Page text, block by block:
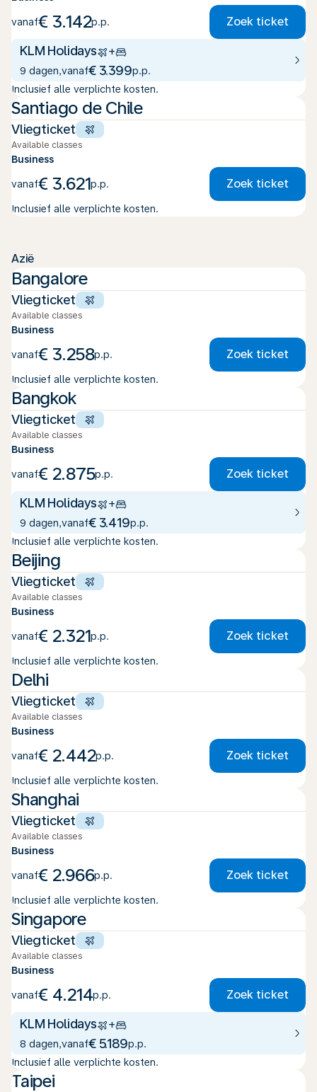
vanaf€ 3.142p.p. Zoek ticket
KLM Holidays +
9 dagen,vanaf€ 3.399p.p.
Inclusief alle verplichte kosten.
Santiago de Chile
Vliegticket
Available classes
Business
vanaf€ 3.621p.p. Zoek ticket
Inclusief alle verplichte kosten.
Azië
Bangalore
Vliegticket
Available classes
Business
vanaf€ 3.258p.p. Zoek ticket
Inclusief alle verplichte kosten.
Bangkok
Vliegticket
Available classes
Business
vanaf€ 2.875p.p. Zoek ticket
KLM Holidays +
9 dagen,vanaf€ 3.419p.p.
Inclusief alle verplichte kosten.
Beijing
Vliegticket
Available classes
Business
vanaf€ 2.321p.p. Zoek ticket
Inclusief alle verplichte kosten.
Delhi
Vliegticket
Available classes
Business
vanaf€ 2.442p.p. Zoek ticket
Inclusief alle verplichte kosten.
Shanghai
Vliegticket
Available classes
Business
vanaf€ 2.966p.p. Zoek ticket
Inclusief alle verplichte kosten.
Singapore
Vliegticket
Available classes
Business
vanaf€ 4.214p.p. Zoek ticket
KLM Holidays +
8 dagen,vanaf€ 5.189p.p.
Inclusief alle verplichte kosten.
Taipei